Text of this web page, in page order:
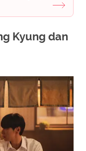
Kyung dan